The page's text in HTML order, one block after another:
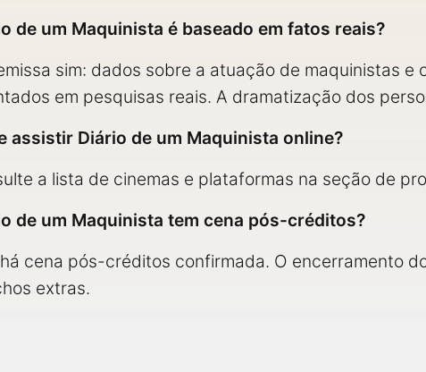
de um Maquinista é baseado em fatos reais?
sim: dados sobre a atuação de maquinistas
em pesquisas reais. A dramatização dos
assistir Diário de um Maquinista online?
a lista de cinemas e plataformas na seção de
de um Maquinista tem cena pós-créditos?
cena pós-créditos confirmada. O encerramento
extras.